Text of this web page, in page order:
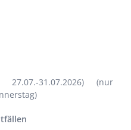
27.07.-31.07.2026) (nur